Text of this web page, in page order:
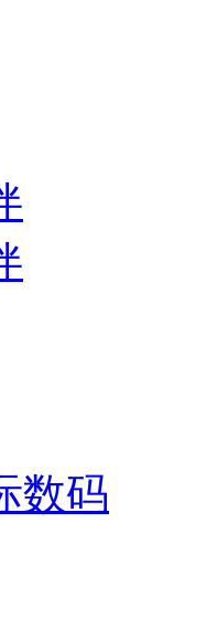
数码